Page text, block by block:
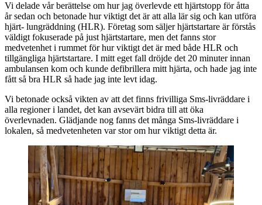
Vi delade vår berättelse om hur jag överlevde ett hjärtstopp för åtta
år sedan och betonade hur viktigt det är att alla lär sig och kan utföra
hjärt- lungräddning (HLR). Företag som säljer hjärtstartare är förstås
väldigt fokuserade på just hjärtstartare, men det fanns stor
medvetenhet i rummet för hur viktigt det är med både HLR och
tillgängliga hjärtstartare. I mitt eget fall dröjde det 20 minuter innan
ambulansen kom och kunde defibrillera mitt hjärta, och hade jag inte
fått så bra HLR så hade jag inte levt idag.
Vi betonade också vikten av att det finns frivilliga Sms-livräddare i
alla regioner i landet, det kan avsevärt bidra till att öka
överlevnaden. Glädjande nog fanns det många Sms-livräddare i
lokalen, så medvetenheten var stor om hur viktigt detta är.